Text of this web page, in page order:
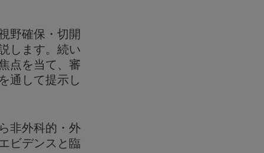
野確保・切開
します。続い
点を当て、審
通して提示し
非外科的・外
ビデンスと臨